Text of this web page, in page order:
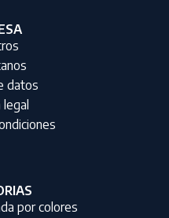
datos
legal
por colores